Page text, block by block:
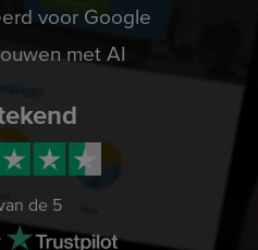
voor Google
met AI
de 5